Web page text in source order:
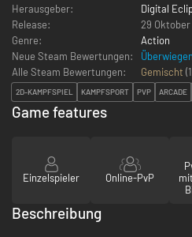
Herausgeber:
Digital
Release:
29 Oktober
Genre:
Action
Neue Steam Bewertungen:
Alle Steam Bewertungen:
Gemischt (
2D-KAMPFSPIEL KAMPFSPORT PVP ARCADE
Game features
Einzelspieler Online-PvP
Beschreibung